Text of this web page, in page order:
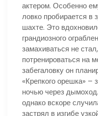
актером. Особенно
ловко пробирается в
шахте. Это
грандиозного
замахиваться не
потренироваться на
забегаловку он
«Крепкого орешка» –
ночью через
однако вскоре
застрял в изгибе